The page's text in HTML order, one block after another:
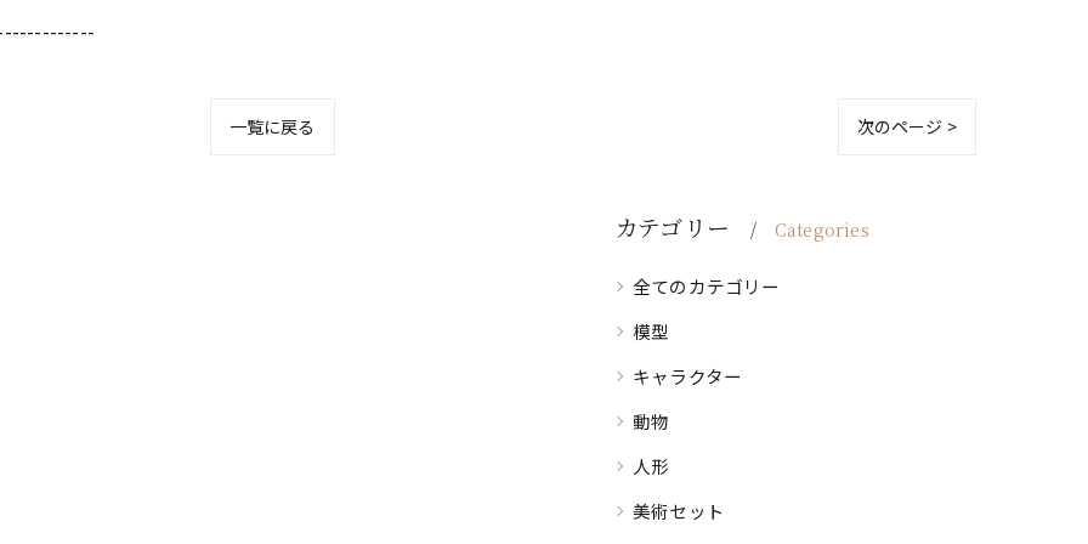
一覧に戻る 次のページ >
カテゴリー Categories
全てのカテゴリー
模型
キャラクター
動物
人形
美術セット